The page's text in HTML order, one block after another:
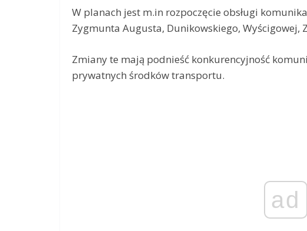
W planach jest m.in rozpoczęcie obsługi
Zygmunta Augusta, Dunikowskiego, Wyścigowej,
Zmiany te mają podnieść konkurencyjność
prywatnych środków transportu.
ad